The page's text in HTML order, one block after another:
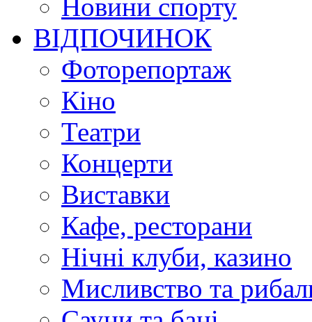
Новини спорту
ВІДПОЧИНОК
Фоторепортаж
Кіно
Театри
Концерти
Виставки
Кафе, ресторани
Нічні клуби, казино
Мисливство та